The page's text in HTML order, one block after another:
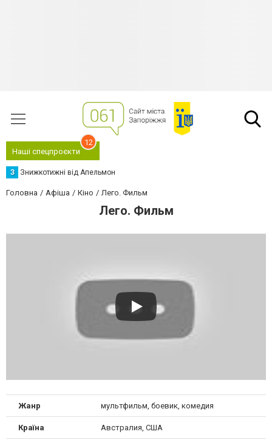
Наші спецпроєкти
12
З Знижкотижні від Апельмон
Головна Афіша Кіно Лего. Фильм
Лего. Фильм
Жанр мультфильм, боевик, комедия
Країна Австралия, США